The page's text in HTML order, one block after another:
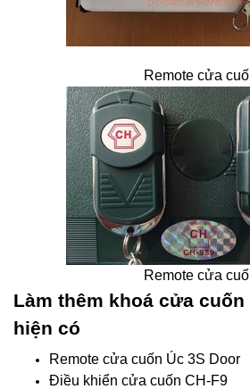
Remote cửa
Remote cửa
Làm thêm khoá cửa
hiện có
Remote cửa cuốn Úc 3S Door
Điều khiển cửa cuốn CH-F9